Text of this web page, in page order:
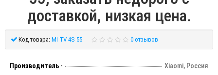
доставкой, низкая цена.
Код товара: Mi TV 4S 55 0 отзывов
Производитель -
Xiaomi, Россия